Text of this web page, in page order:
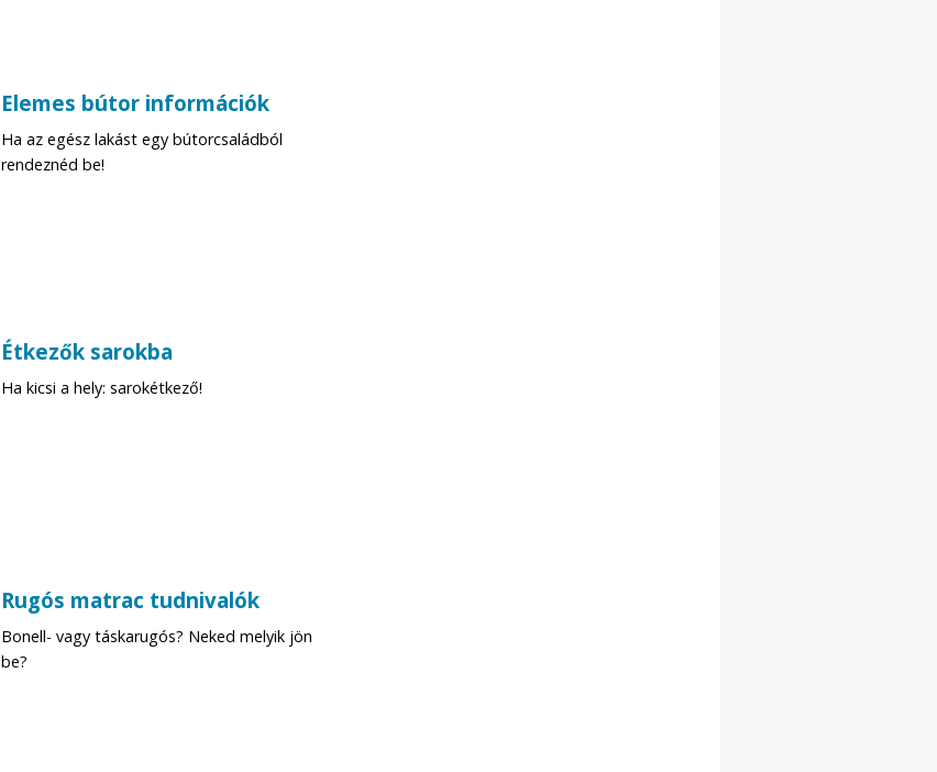
Elemes bútor információk
Ha az egész lakást egy bútorcsaládból
rendeznéd be!
Étkezők sarokba
Ha kicsi a hely: sarokétkező!
Rugós matrac tudnivalók
Bonell- vagy táskarugós? Neked melyik jön
be?